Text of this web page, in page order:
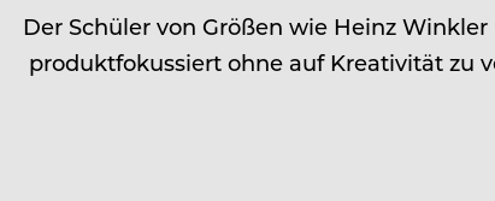
Der Schüler von Größen wie Heinz
produktfokussiert ohne auf Kreativität zu